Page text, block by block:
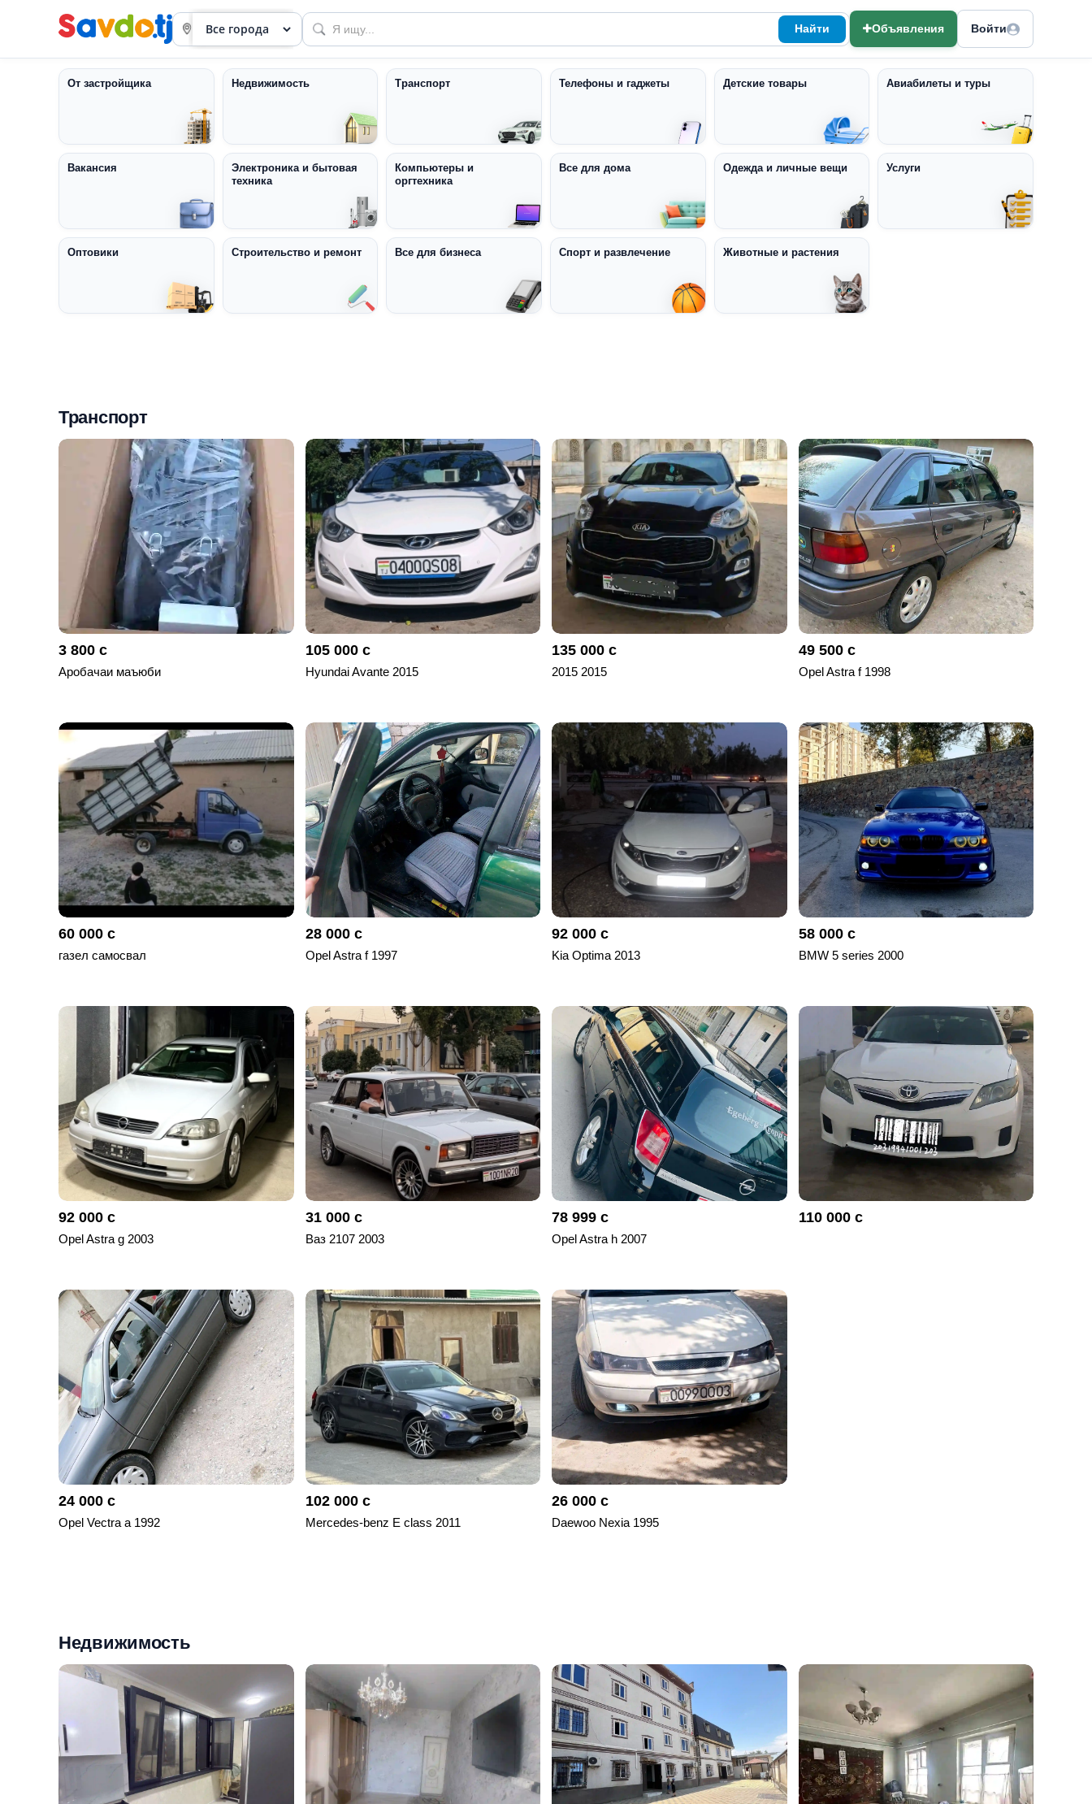
Найти Объявления Войти
приборов
Профиль
модерации
Скрытые
объявления
Скрытые
Повторно
отправленные
объявления
Сделка
Настройки
аккаунта
Выйти
От застройщика Недвижимость Транспорт Телефоны и гаджеты Детские товары Авиабилеты и туры
Вакансия
Электроника и бытовая
техника
Компьютеры и
оргтехника
Все для дома Одежда и личные вещи Услуги
Оптовики Строительство и ремонт Все для бизнеса Спорт и развлечение Животные и растения
Транспорт
3 800 с
Аробачаи маъюби
105 000 с
Hyundai Avante 2015
135 000 с
2015 2015
49 500 с
Opel Astra f 1998
60 000 с
газел самосвал
28 000 с
Opel Astra f 1997
92 000 с
Kia Optima 2013
58 000 с
BMW 5 series 2000
92 000 с
Opel Astra g 2003
31 000 с
Ваз 2107 2003
78 999 с
Opel Astra h 2007
110 000 с
24 000 с
Opel Vectra a 1992
102 000 с
Mercedes-benz E class 2011
26 000 с
Daewoo Nexia 1995
Недвижимость